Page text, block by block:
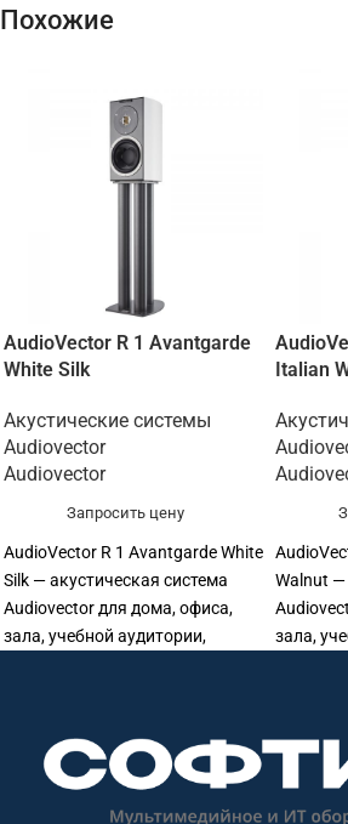
Похожие
AudioVector R 1 Avantgarde
White Silk
Акустические системы
Audiovector
Audiovector
Запросить цену
AudioVector R 1 Avantgarde White
Silk — акустическая система
Audiovector для дома, офиса,
зала, учебной аудитории,
поможет подобрать
совместимое оборудование и
Italian
Walnut —
зала,
поможет